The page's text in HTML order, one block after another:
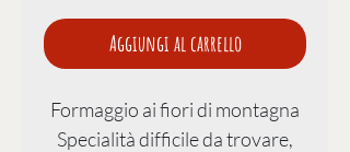
Aggiungi al carrello
Formaggio ai fiori di montagna
Specialità difficile da trovare,